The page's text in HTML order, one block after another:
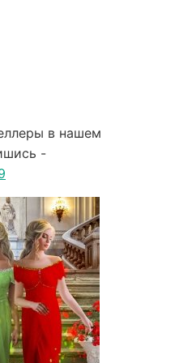
в нашем
-